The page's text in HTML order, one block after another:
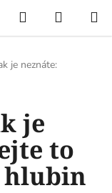
Hledat
KOŠÍK
je neznáte:
je
to
hlubin